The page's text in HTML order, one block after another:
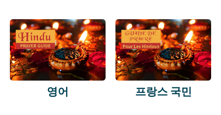
영어 프랑스 국민